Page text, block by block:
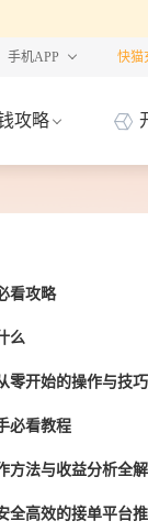
手机APP 快猫
攻略
看攻略
么
零开始的操作与技
必看教程
方法与收益分析全
全高效的接单平台